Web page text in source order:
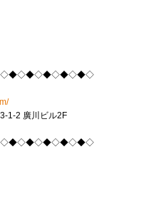
1-2 廣川ビル2F